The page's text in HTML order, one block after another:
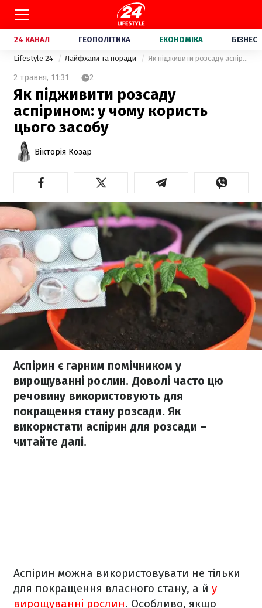
24 КАНАЛ ГЕОПОЛІТИКА ЕКОНОМІКА БІЗНЕС
Lifestyle 24 Лайфхаки та поради Як підживити розсаду аспірином: у чому користь цього засобу
2 травня, 11:31 2
Як підживити розсаду
аспірином: у чому користь
цього засобу
Вікторія Козар
Аспірин є гарним помічником у
вирощуванні рослин. Доволі часто цю
речовину використовують для
покращення стану розсади. Як
використати аспірин для розсади –
читайте далі.
Аспірин можна використовувати не тільки
для покращення власного стану, а й у
вирощуванні рослин. Особливо, якщо